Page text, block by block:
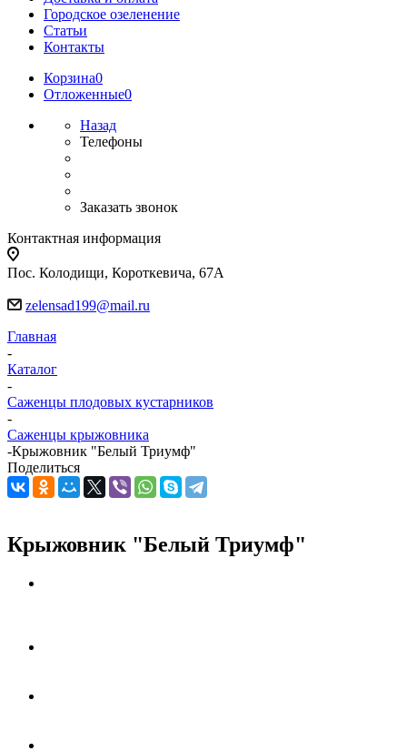
Городское озеленение
Статьи
Контакты
Корзина0
Отложенные0
Назад
Телефоны
Заказать звонок
Контактная информация
Пос. Колодищи, Короткевича, 67А
zelensad199@mail.ru
Главная
-
Каталог
-
Саженцы плодовых кустарников
-
Саженцы крыжовника
-Крыжовник "Белый Триумф"
Поделиться
Крыжовник "Белый Триумф"